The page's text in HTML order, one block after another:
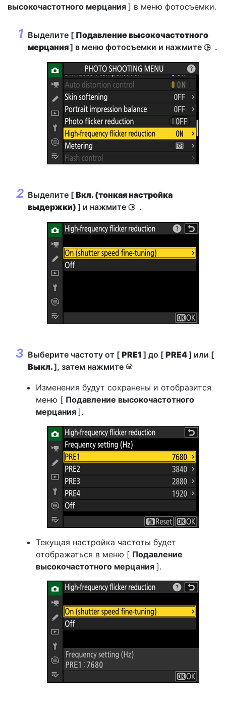
высокочастотного мерцания ] в меню фотосъемки.
Выделите [ Подавление высокочастотного
мерцания] в меню фотосъемки и нажмите 2 .
Выделите [ Вкл. (тонкая настройка
выдержки) ] и нажмите 2 .
Выберите частоту от [ PRE1 ] до [ PRE4] или [
Выкл.], затем нажмите J
Изменения будут сохранены и отобразится
меню [ Подавление высокочастотного
мерцания ].
Текущая настройка частоты будет
отображаться в меню [ Подавление
высокочастотного мерцания ].